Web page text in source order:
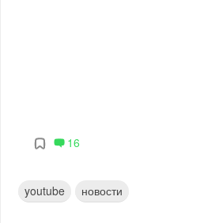
16
youtube новости